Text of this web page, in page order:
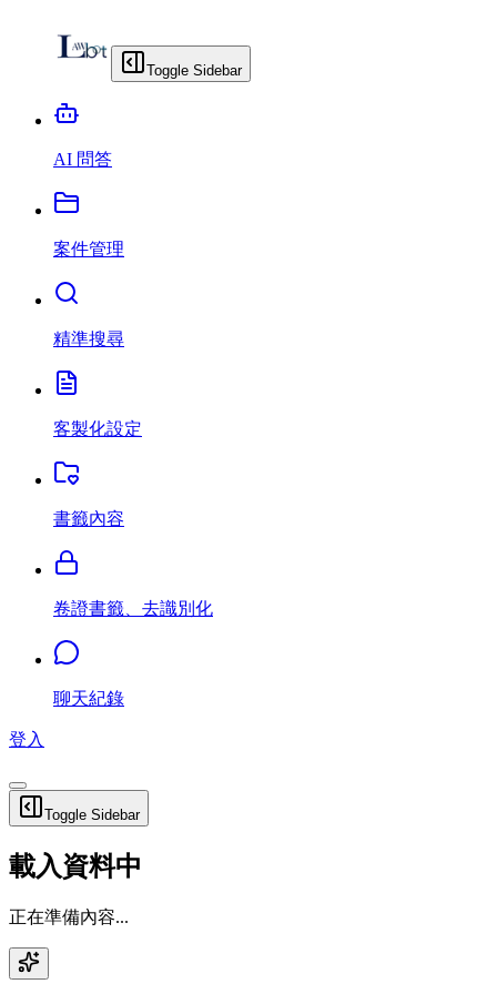
Toggle Sidebar
AI 問答
案件管理
精準搜尋
客製化設定
書籤內容
卷證書籤、去識別化
聊天紀錄
登入
Toggle Sidebar
載入資料中
正在準備內容...